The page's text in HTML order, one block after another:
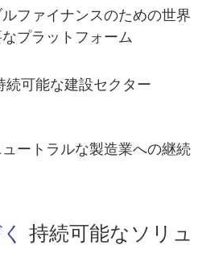
ファイナンスのための世界
プラットフォーム
続可能な建設セクター
ートラルな製造業への継続
持続可能なソリュ